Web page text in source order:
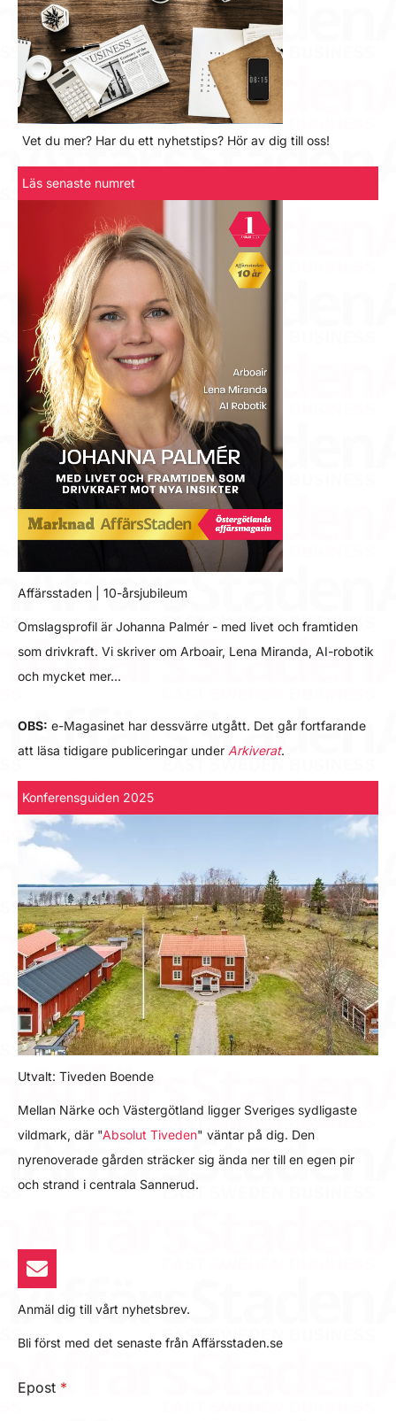
Vet du mer? Har du ett nyhetstips? Hör av dig till oss!
Läs senaste numret
Affärsstaden | 10-årsjubileum
Omslagsprofil är Johanna Palmér - med livet och framtiden
som drivkraft. Vi skriver om Arboair, Lena Miranda, AI-robotik
och mycket mer…
OBS: e-Magasinet har dessvärre utgått. Det går fortfarande
att läsa tidigare publiceringar under Arkiverat.
Konferensguiden 2025
Utvalt: Tiveden Boende
Mellan Närke och Västergötland ligger Sveriges sydligaste
vildmark, där "Absolut Tiveden" väntar på dig. Den
nyrenoverade gården sträcker sig ända ner till en egen pir
och strand i centrala Sannerud.
Anmäl dig till vårt nyhetsbrev.
Bli först med det senaste från Affärsstaden.se
Epost *